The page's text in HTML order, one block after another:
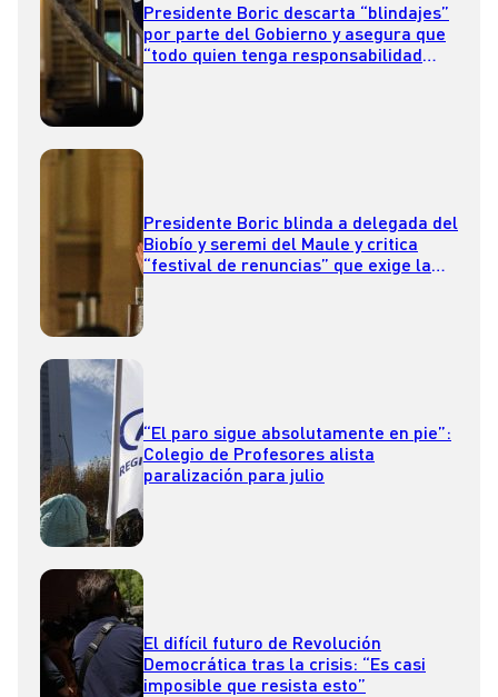
Presidente Boric descarta “blindajes”
por parte del Gobierno y asegura que
“todo quien tenga responsabilidad
Presidente Boric blinda a delegada del
Biobío y seremi del Maule y critica
“festival de renuncias” que exige la
“El paro sigue absolutamente en pie”:
Colegio de Profesores alista
paralización para julio
El difícil futuro de Revolución
Democrática tras la crisis: “Es casi
imposible que resista esto”